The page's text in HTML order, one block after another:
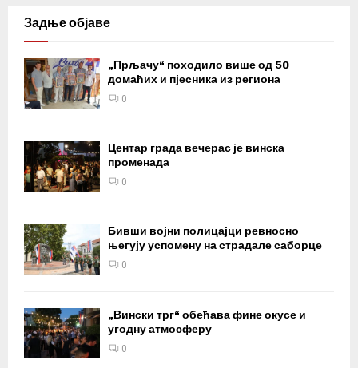
Задње објаве
„Прљачу“ походило више од 50
домаћих и пјесника из региона
0
Центар града вечерас је винска
променада
0
Бивши војни полицајци ревносно
његују успомену на страдале саборце
0
„Вински трг“ обећава фине окусе и
угодну атмосферу
0